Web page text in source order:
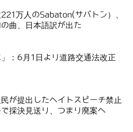
万人のSabaton(サバトン）、
曲、日本語訳が出た
」：6月1日より道路交通法改正
が提出したヘイトスピーチ禁止
採決見送り、つまり廃案へ